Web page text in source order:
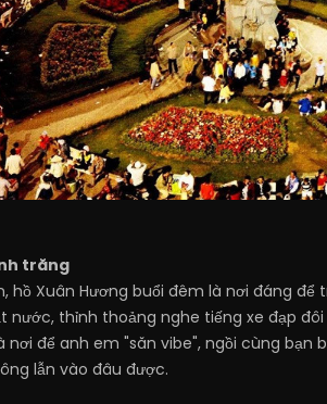
trăng
hồ Xuân Hương buổi đêm là nơi đáng
nước, thỉnh thoảng nghe tiếng xe đạp
để anh em "săn vibe", ngồi cùng
lẫn vào đâu được.